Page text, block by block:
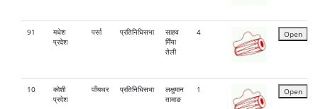
91
मधेश
प्रदेश
पर्सा प्रतिनिधिसभा
साहव
मिँया
तेली
4 Open
10
कोशी
प्रदेश
पाँचथर प्रतिनिधिसभा
लक्षुमान
तामाङ
1 Open